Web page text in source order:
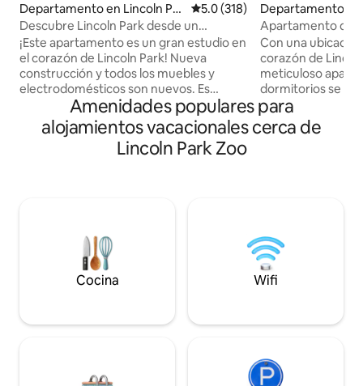
Departamento en Lincoln Par
k
Calificación promedio: 5.0 de
5.0 (318)
Descubre Lincoln Park desde un
apartamento elegante
¡Este apartamento es un gran estudio en
el corazón de Lincoln Park! Nueva
construcción y todos los muebles y
electrodomésticos son nuevos. Es
perfecto para una pareja... pero también
pueden dormir 3-4 personas en un viaje
de chicas o una familia con niños
Ubicado en Lincoln Park, este
apartamento está a pocos pasos de las
tiendas de Armitage y Halsted Avenue.
Hay tiendas de comestibles,
de estaciones de tren de las líneas roja y
relativamente fácil alrededor del
Departamento en
ark
Apartamento de
baños en Lincoln
Con una
corazón de
meticuloso
dormitorios se
del centro de
Lincoln Park, el
restaurantes y
tamaño king y
completos, sofá
calefacción,
acondicionado
completamente
Amenidades populares para
alojamientos vacacionales cerca de
Lincoln Park Zoo
Cocina Wifi